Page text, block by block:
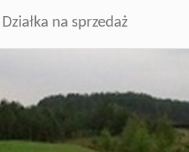
Działka na sprzedaż